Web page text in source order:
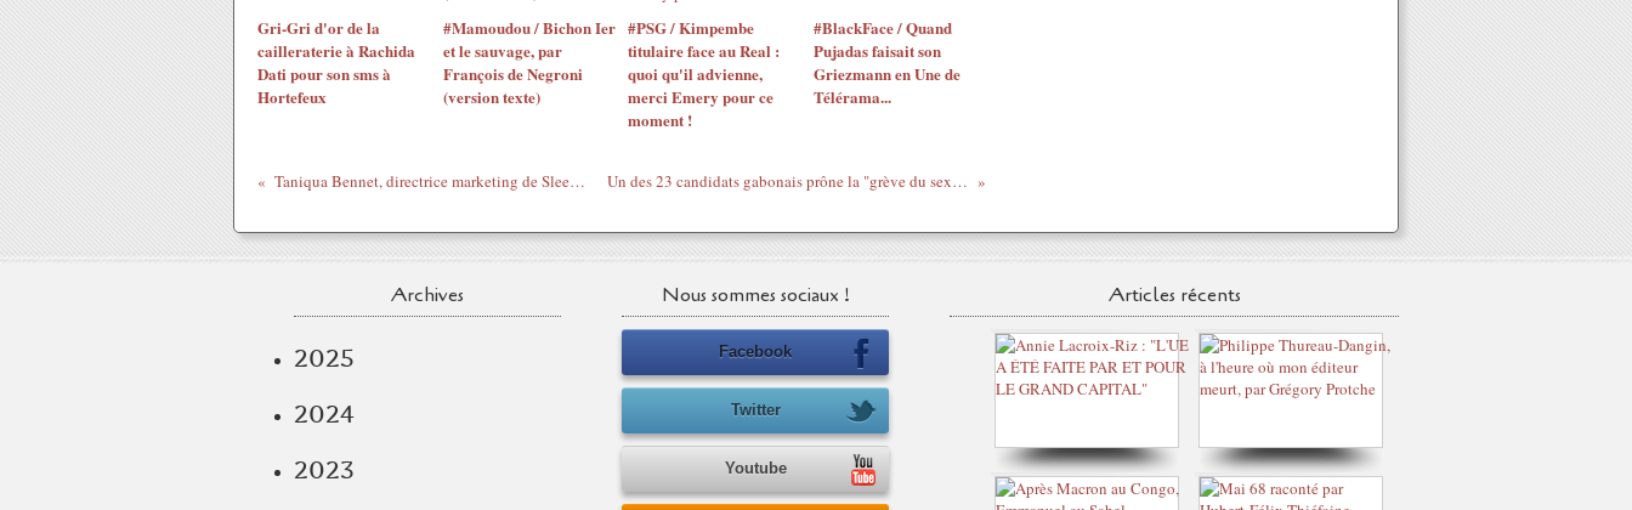
Gri-Gri d'or de la
cailleraterie à Rachida
Dati pour son sms à
Hortefeux
#Mamoudou / Bichon Ier
et le sauvage, par
François de Negroni
(version texte)
#PSG / Kimpembe
titulaire face au Real :
quoi qu'il advienne,
merci Emery pour ce
moment !
#BlackFace / Quand
Pujadas faisait son
Griezmann en Une de
Télérama...
Taniqua Bennet, directrice marketing de Sleek MakeUp, présente ses nouvelles gammes... Un des 23 candidats gabonais prône la "grève du sexe" si ce n'est pas une femme qui gagne l'élection !
Archives
2025
2024
2023
Nous sommes sociaux !
Facebook
Twitter
Youtube
Articles récents